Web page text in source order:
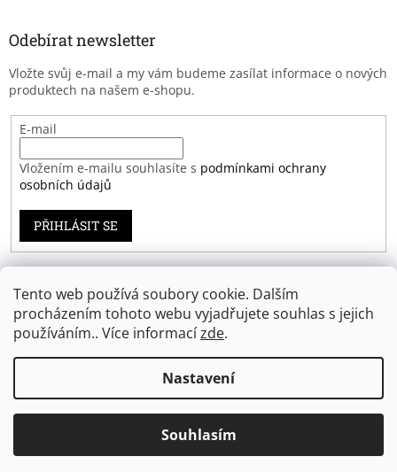
Tento web používá soubory cookie. Dalším
procházením tohoto webu vyjadřujete souhlas s jejich
používáním.. Více informacízde.
Nastavení
Souhlasím
Odebírat newsletter
Vložte svůj e-mail a my vám budeme zasílat informace o nových
produktech na našem e-shopu.
E-mail
Vložením e-mailu souhlasíte s podmínkami ochrany
osobních údajů
PŘIHLÁSIT SE
Záruka spokojenosti
Vytvořil Shoptet
Eprodoma.cz. Všechna práva vyhrazena.